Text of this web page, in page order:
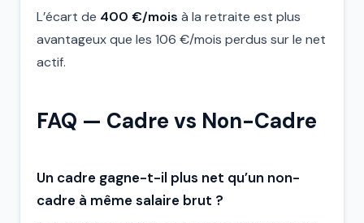
L’écart de 400 €/mois à la retraite est plus
avantageux que les 106 €/mois perdus sur le net
actif.
FAQ — Cadre vs Non-Cadre
Un cadre gagne-t-il plus net qu’un non-
cadre à même salaire brut ?